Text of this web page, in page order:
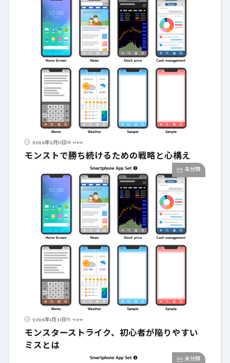
2026年2月11日16 view
モンストで勝ち続けるための戦略と心構え
未分類
2026年1月31日15 view
モンスターストライク、初心者が陥りやすい
ミスとは
未分類